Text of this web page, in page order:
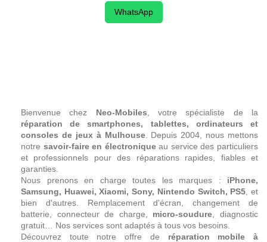
WhatsApp
Bienvenue chez Neo‑Mobiles , votre spécialiste de la
réparation de smartphones, tablettes, ordinateurs et
consoles de jeux à Mulhouse. Depuis 2004, nous mettons
notre savoir-faire en électroniqueau service des particuliers
et professionnels pour des réparations rapides, fiables et
garanties.
Nous prenons en charge toutes les marques : iPhone,
Samsung, Huawei, Xiaomi, Sony, Nintendo Switch, PS5 , et
bien d'autres. Remplacement d'écran, changement de
batterie, connecteur de charge, micro‑soudure , diagnostic
gratuit… Nos services sont adaptés à tous vos besoins.
Découvrez toute notre offre de réparation mobile à